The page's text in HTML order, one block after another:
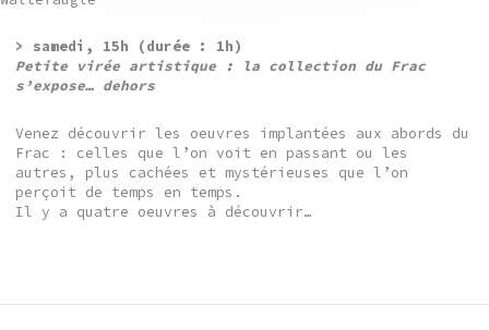
> samedi, 15h (durée : 1h)
Petite virée artistique : la collection du Frac
s’expose… dehors
Venez découvrir les oeuvres implantées aux abords du
Frac : celles que l’on voit en passant ou les
autres, plus cachées et mystérieuses que l’on
perçoit de temps en temps.
Il y a quatre oeuvres à découvrir…